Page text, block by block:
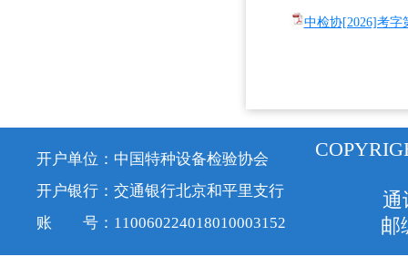
中检协[2026]考字
开户单位：中国特种设备检验协会
开户银行：交通银行北京和平里支行
账 号：110060224018010003152
通
邮